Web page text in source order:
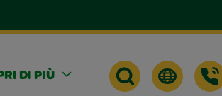
DI PIÙ